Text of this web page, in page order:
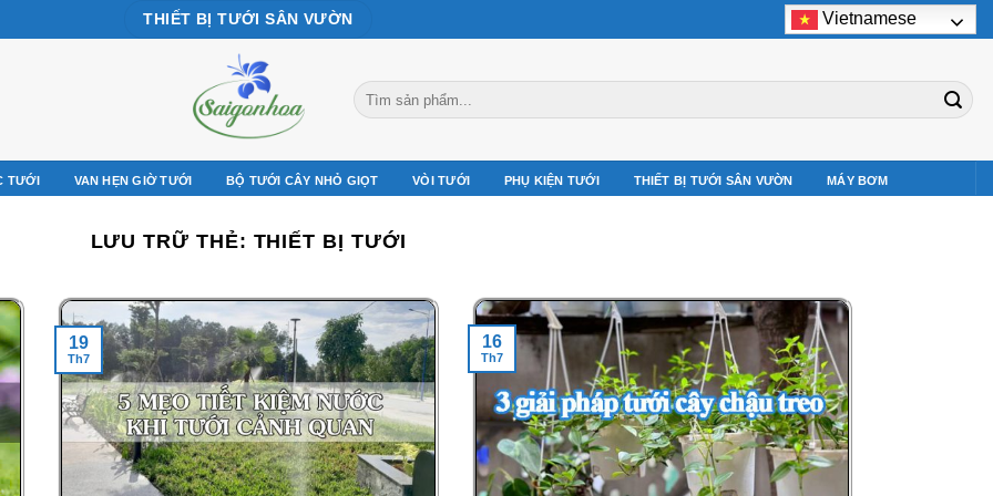
THIẾT BỊ TƯỚI SÂN VƯỜN Vietnamese
Tìm
kiếm:
TƯỚI VAN HẸN GIỜ TƯỚI BỘ TƯỚI CÂY NHỎ GIỌT VÒI TƯỚI PHỤ KIỆN TƯỚI THIẾT BỊ TƯỚI SÂN VƯỜN MÁY BƠM
LƯU TRỮ THẺ: THIẾT BỊ TƯỚI
19
Th7
16
Th7